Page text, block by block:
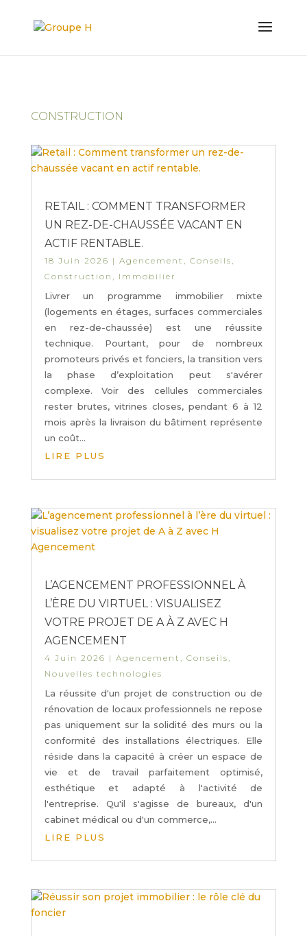
CONSTRUCTION
RETAIL : COMMENT TRANSFORMER
UN REZ-DE-CHAUSSÉE VACANT EN
ACTIF RENTABLE.
18 Juin 2026 | Agencement , Conseils,
Construction , Immobilier
Livrer un programme immobilier mixte
(logements en étages, surfaces commerciales
en rez-de-chaussée) est une réussite
technique. Pourtant, pour de nombreux
promoteurs privés et fonciers, la transition vers
la phase d’exploitation peut s'avérer
complexe. Voir des cellules commerciales
rester brutes, vitrines closes, pendant 6 à 12
mois après la livraison du bâtiment représente
un coût...
LIRE PLUS
L’AGENCEMENT PROFESSIONNEL À
L’ÈRE DU VIRTUEL : VISUALISEZ
VOTRE PROJET DE A À Z AVEC H
AGENCEMENT
4 Juin 2026 | Agencement , Conseils,
Nouvelles technologies
La réussite d'un projet de construction ou de
rénovation de locaux professionnels ne repose
pas uniquement sur la solidité des murs ou la
conformité des installations électriques. Elle
réside dans la capacité à créer un espace de
vie et de travail parfaitement optimisé,
esthétique et adapté à l'activité de
l'entreprise. Qu'il s'agisse de bureaux, d'un
cabinet médical ou d'un commerce,...
LIRE PLUS